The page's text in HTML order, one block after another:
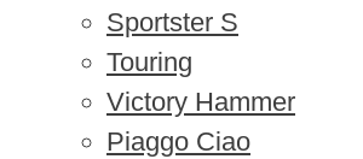
Sportster S
Touring
Victory Hammer
Piaggo Ciao